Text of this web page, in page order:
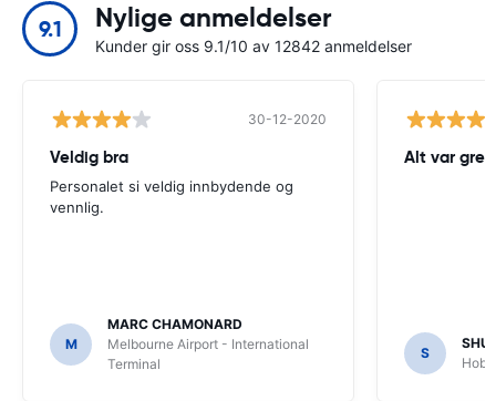
9.1 Nylige anmeldelser
Kunder gir oss 9.1/10 av 12842 anmeldelser
30-12-2020
Veldig bra
Personalet si veldig innbydende og
vennlig.
M
MARC CHAMONARD
Melbourne Airport - International
Terminal
Alt var greit
S